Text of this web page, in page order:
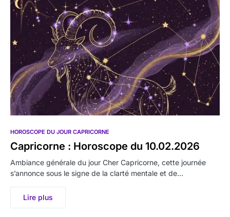
HOROSCOPE DU JOUR CAPRICORNE
Capricorne : Horoscope du 10.02.2026
Ambiance générale du jour Cher Capricorne, cette journée
s’annonce sous le signe de la clarté mentale et de…
Lire plus